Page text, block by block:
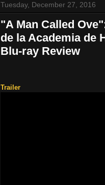
Tuesday, December 27, 2016
"A Man Called
de la Academia de
Blu-ray Review
Trailer